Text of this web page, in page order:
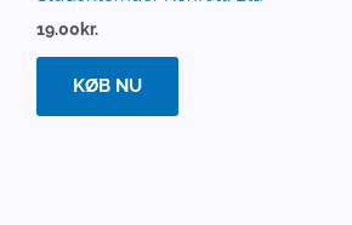
19.00kr.
KØB NU